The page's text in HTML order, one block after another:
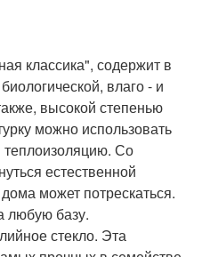
классика", содержит в
влаго - и
высокой степенью
можно использовать
Со
естественной
может потрескаться.
любую базу.
стекло. Эта